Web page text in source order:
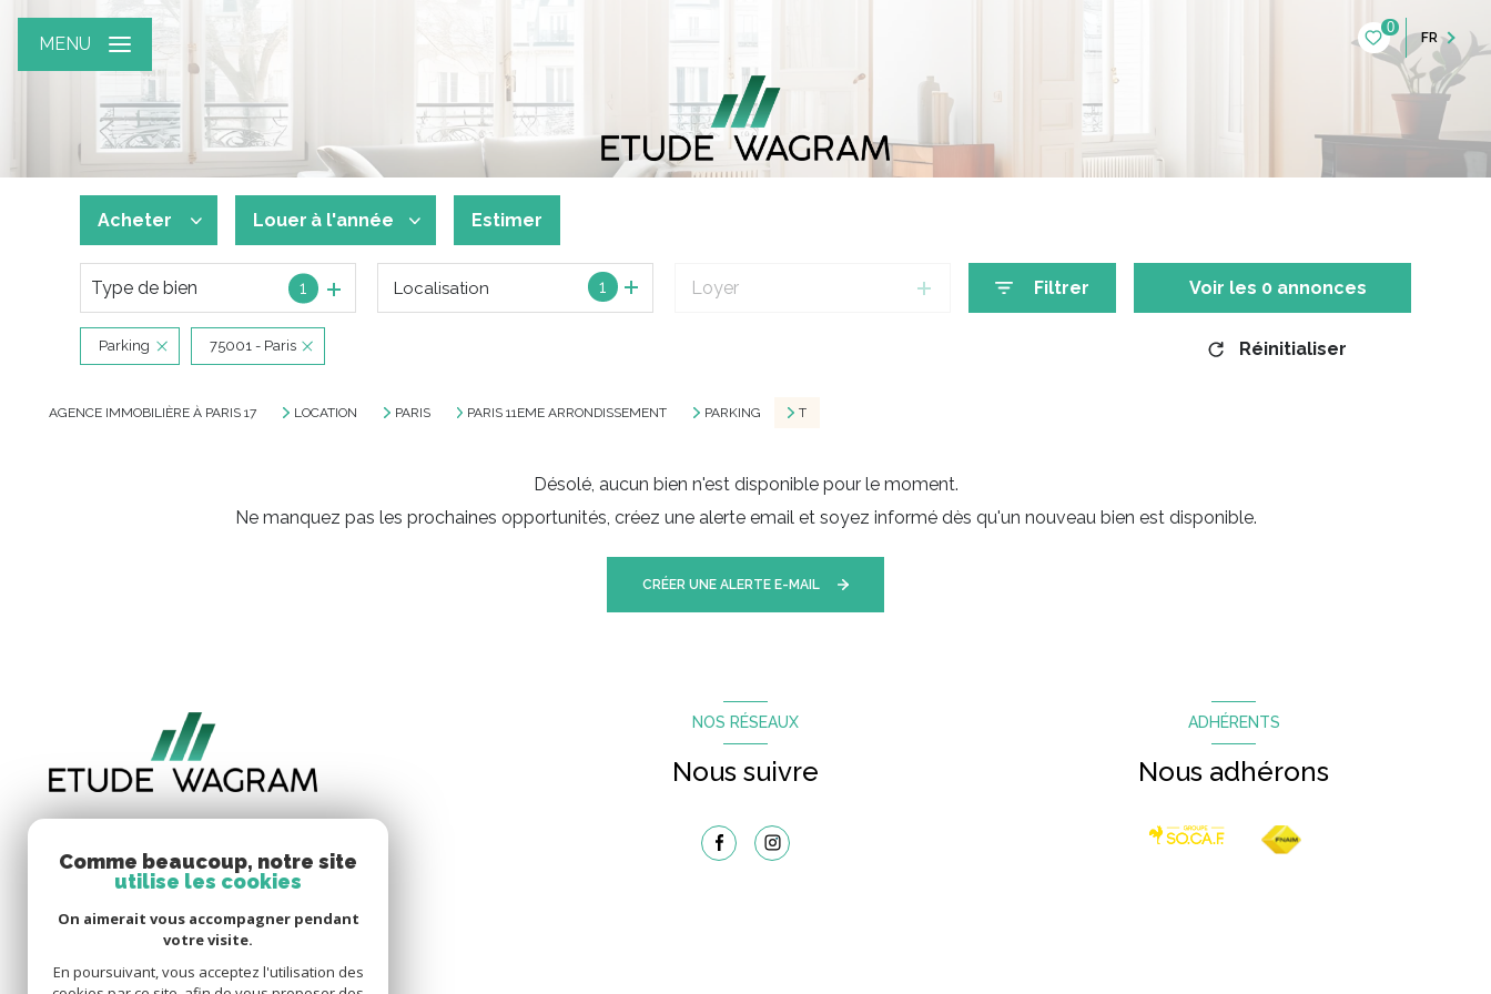
0
FR
MENU
Acheter
De l'ancien
De l'immo pro
Louer à l'année
à l'année
Estimer
Type de bien 1 1
Localisation Loyer Filtrer Voir les 0 annonces
Parking 75001 - Paris Réinitialiser
AGENCE IMMOBILIÈRE À PARIS 17 LOCATION PARIS PARIS 11EME ARRONDISSEMENT PARKING T
Désolé, aucun bien n'est disponible pour le moment.
Ne manquez pas les prochaines opportunités, créez une alerte email et soyez informé dès qu'un nouveau bien est disponible.
CRÉER UNE ALERTE E-MAIL
73 bis avenue de Wagram
75017 Paris
+33 1 47 64 44 77
info@etude-wagram.com
NOS RÉSEAUX
Nous suivre
ADHÉRENTS
Nous adhérons
Comme beaucoup, notre site
utilise les cookies
On aimerait vous accompagner pendant
votre visite.
En poursuivant, vous acceptez l'utilisation des